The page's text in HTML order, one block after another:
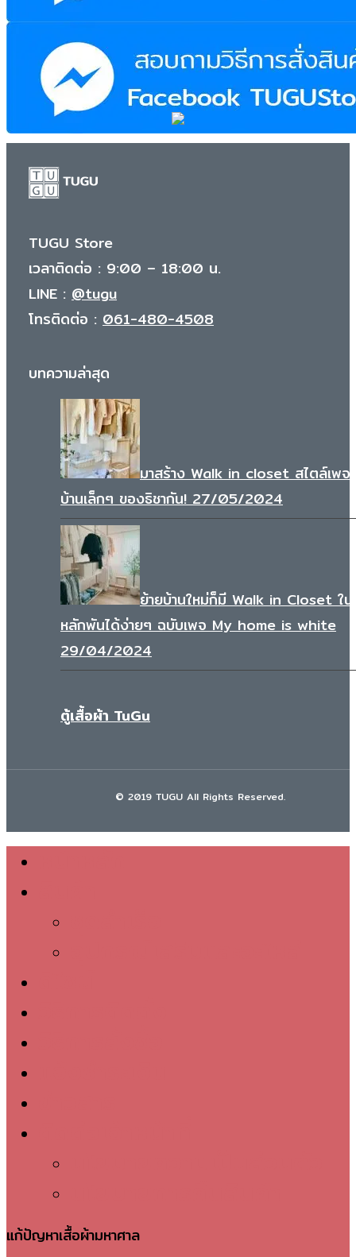
TUGU Store
เวลาติดต่อ : 9:00 – 18:00 น.
LINE : @tugu
โทรติดต่อ : 061-480-4508
บทความล่าสุด
มาสร้าง Walk in closet สไตล์เพจ
บ้านเล็กๆ ของธิชากัน! 27/05/2024
ย้ายบ้านใหม่ก็มี Walk in Closet ใ
หลักพันได้ง่ายๆ ฉบับเพจ My home is white
29/04/2024
ตู้เสื้อผ้า TuGu
© 2019 TUGU All Rights Reserved.
Close
แก้ปัญหาเสื้อผ้ามหาศาล